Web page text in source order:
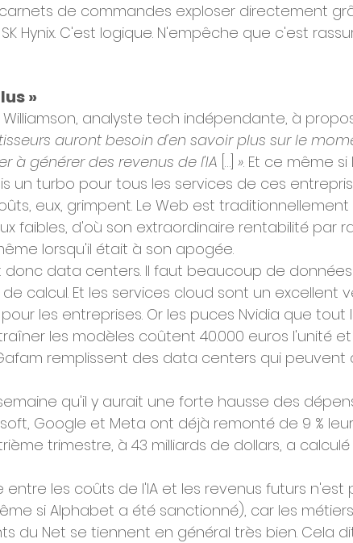
de commandes exploser directement
Hynix. C'est logique. N'empêche que c'est
»
analyste tech indépendante, à
auront besoin d'en savoir plus sur le
à générer des revenus de l'IA […] ». Et ce même si
un turbo pour tous les services de ces
eux, grimpent. Le Web est traditionnellement
faibles, d'où son extraordinaire rentabilité par
lorsqu'il était à son apogée.
donc data centers. Il faut beaucoup de
calcul. Et les services cloud sont un excellent
les entreprises. Or les puces Nvidia que tout
les modèles coûtent 40.000 euros l'unité
remplissent des data centers qui peuvent
qu'il y aurait une forte hausse des
Google et Meta ont déjà remonté de 9 %
trimestre, à 43 milliards de dollars, a calculé
entre les coûts de l'IA et les revenus futurs n'est
si Alphabet a été sanctionné), car les métiers
du Net se tiennent en général très bien. Cela